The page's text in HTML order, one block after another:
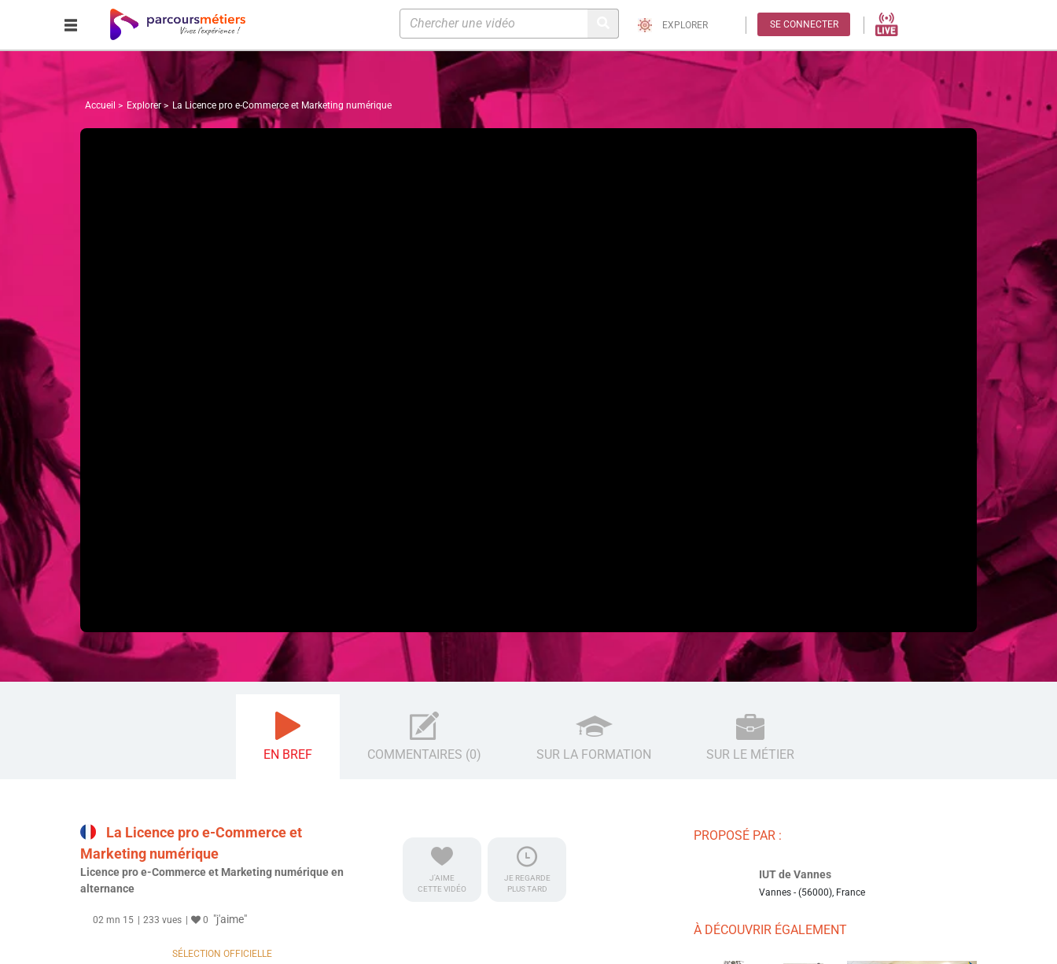
EXPLORER SE CONNECTER
Accueil Explorer La Licence pro e-Commerce et Marketing numérique
EN BREF COMMENTAIRES (0) SUR LA FORMATION SUR LE MÉTIER
La Licence pro e-Commerce et
Marketing numérique
Licence pro e-Commerce et Marketing numérique en
alternance
02 mn 15 233 vues 0 "j'aime"
SÉLECTION OFFICIELLE
J'AIME
CETTE VIDÉO
JE REGARDE
PLUS TARD
PROPOSÉ PAR :
IUT de Vannes
Vannes - (56000), France
À DÉCOUVRIR ÉGALEMENT